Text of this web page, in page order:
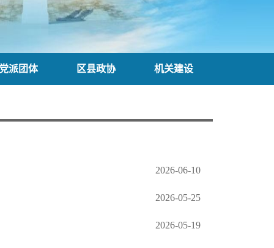
派团体 区县政协 机关建设
2026-06-10
2026-05-25
2026-05-19